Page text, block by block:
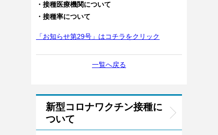
・接種医療機関について
・接種率について
「お知らせ第29号」はコチラをクリック
一覧へ戻る
新型コロナワクチン接種に
ついて